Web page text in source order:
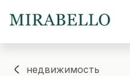
недвижимость